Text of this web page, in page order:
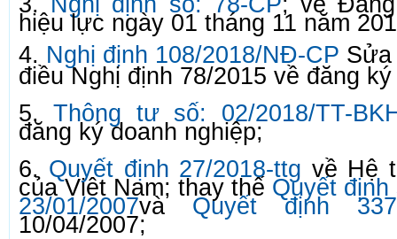
hiệu lực ngày 01 tháng 11 năm
4. Nghị định 108/2018/NĐ-CP Sửa
điều Nghị định 78/2015 về đăng
5.Thông tư số: 02/2018/TT-
đăng ký doanh nghiệp;
6. Quyết định 27/2018-ttg về Hệ
của Việt Nam; thay thế Quyết
23/01/2007và Quyết định
10/04/2007;